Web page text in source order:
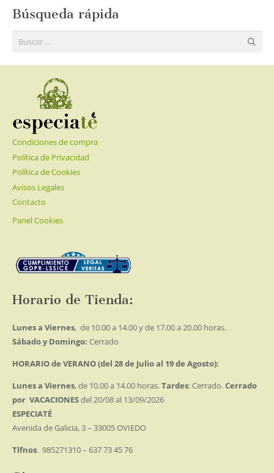
Búsqueda rápida
Buscar:
Condiciones de compra
Política de Privacidad
Política de Cookies
Avisos Legales
Contacto
Panel Cookies
Horario de Tienda:
Lunes a Viernes, de 10.00 a 14.00 y de 17.00 a 20.00 horas.
Sábado y Domingo: Cerrado
HORARIO de VERANO (del 28 de Julio al 19 de Agosto):
Lunes a Viernes, de 10.00 a 14.00 horas.Tardes: Cerrado.Cerrado
por VACACIONESdel 20/08 al 13/09/2026
ESPECIATÉ
Avenida de Galicia, 3 – 33005 OVIEDO
Tlfnos. 985271310 – 637 73 45 76